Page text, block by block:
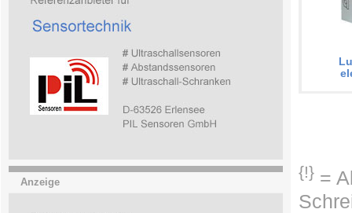
Anzeige
{!} =